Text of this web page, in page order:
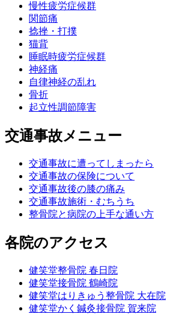
慢性疲労症候群
関節痛
捻挫・打撲
猫背
睡眠時疲労症候群
神経痛
自律神経の乱れ
骨折
起立性調節障害
交通事故メニュー
交通事故に遭ってしまったら
交通事故の保険について
交通事故後の膝の痛み
交通事故施術・むちうち
整骨院と病院の上手な通い方
各院のアクセス
健笑堂整骨院 春日院
健笑堂接骨院 鶴崎院
健笑堂はりきゅう整骨院 大在院
健笑堂かく鍼灸接骨院 賀来院